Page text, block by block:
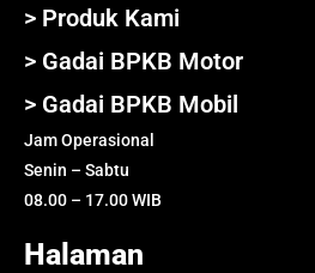
> Produk Kami
> Gadai BPKB Motor
> Gadai BPKB Mobil
Jam Operasional
Senin – Sabtu
08.00 – 17.00 WIB
Halaman